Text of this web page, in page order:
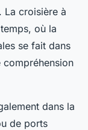
La croisière à
où la
se fait dans
compréhension
dans la
de ports